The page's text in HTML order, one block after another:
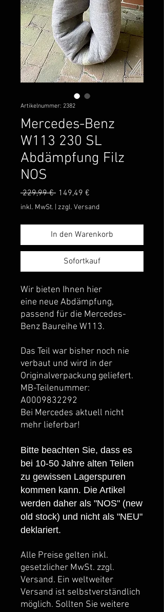
Artikelnummer: 2382
Mercedes-Benz
W113 230 SL
Abdämpfung Filz
NOS
229,99 € Standardpreis
149,49 €
Preis
inkl. MwSt. zzgl. Versand
In den Warenkorb
Sofortkauf
Wir bieten Ihnen hier
eine neue Abdämpfung,
passend für die Mercedes-
Benz Baureihe W113.
Das Teil war bisher noch nie
verbaut und wird in der
Originalverpackung geliefert.
MB-Teilenummer:
A0009832292
Bei Mercedes aktuell nicht
mehr lieferbar!
Bitte beachten Sie, dass es
bei 10-50 Jahre alten Teilen
zu gewissen Lagerspuren
kommen kann. Die Artikel
werden daher als "NOS" (new
old stock) und nicht als "NEU"
deklariert.
Alle Preise gelten inkl.
gesetzlicher MwSt. zzgl.
Versand. Ein weltweiter
Versand ist selbstverständlich
möglich. Sollten Sie weitere